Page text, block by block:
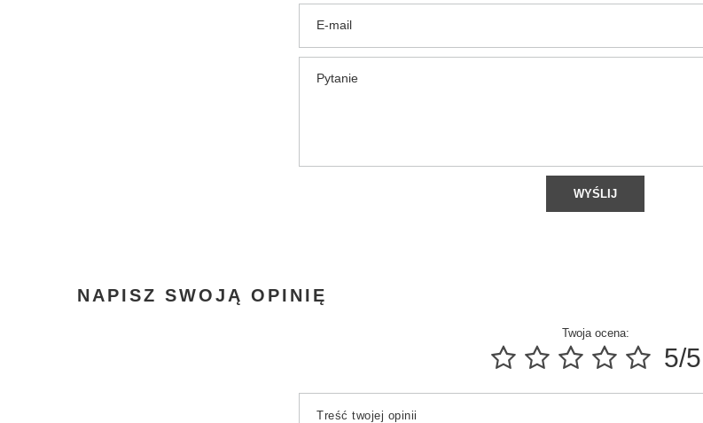
E-mail
Pytanie
WYŚLIJ
NAPISZ SWOJĄ OPINIĘ
Twoja ocena:
5/5
Treść twojej opinii